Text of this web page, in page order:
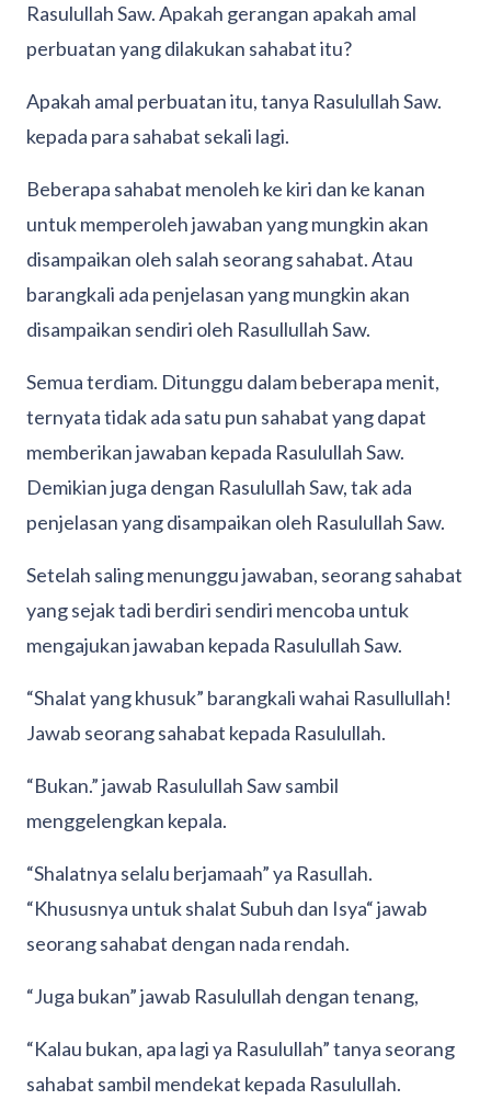
Rasulullah Saw. Apakah gerangan apakah amal
perbuatan yang dilakukan sahabat itu?
Apakah amal perbuatan itu, tanya Rasulullah Saw.
kepada para sahabat sekali lagi.
Beberapa sahabat menoleh ke kiri dan ke kanan
untuk memperoleh jawaban yang mungkin akan
disampaikan oleh salah seorang sahabat. Atau
barangkali ada penjelasan yang mungkin akan
disampaikan sendiri oleh Rasullullah Saw.
Semua terdiam. Ditunggu dalam beberapa menit,
ternyata tidak ada satu pun sahabat yang dapat
memberikan jawaban kepada Rasulullah Saw.
Demikian juga dengan Rasulullah Saw, tak ada
penjelasan yang disampaikan oleh Rasulullah Saw.
Setelah saling menunggu jawaban, seorang sahabat
yang sejak tadi berdiri sendiri mencoba untuk
mengajukan jawaban kepada Rasulullah Saw.
“Shalat yang khusuk” barangkali wahai Rasullullah!
Jawab seorang sahabat kepada Rasulullah.
“Bukan.” jawab Rasulullah Saw sambil
menggelengkan kepala.
“Shalatnya selalu berjamaah” ya Rasullah.
“Khususnya untuk shalat Subuh dan Isya“ jawab
seorang sahabat dengan nada rendah.
“Juga bukan” jawab Rasulullah dengan tenang,
“Kalau bukan, apa lagi ya Rasulullah” tanya seorang
sahabat sambil mendekat kepada Rasulullah.